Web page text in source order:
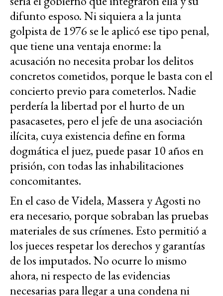
difunto esposo. Ni siquiera a la junta
golpista de 1976 se le aplicó ese tipo penal,
que tiene una ventaja enorme:la
acusaciónno necesita probar los delitos
concretos cometidos, porque le basta con el
concierto previo para cometerlos. Nadie
perdería la libertad por el hurto de un
pasacasetes, pero el jefe de una asociación
ilícita, cuya existencia define en forma
dogmática el juez, puede pasar 10 años en
prisión, con todas las inhabilitaciones
concomitantes.
En el caso de Videla, Massera y Agosti no
era necesario, porque sobraban las pruebas
materiales de sus crímenes. Esto permitió a
los jueces respetar los derechos y garantías
de los imputados. No ocurre lo mismo
ahora, ni respecto de las evidencias
necesarias para llegar a una condena ni